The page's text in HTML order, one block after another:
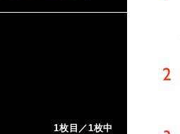
1枚目／1枚中